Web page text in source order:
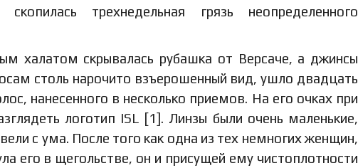
трехнедельная грязь неопределенного
халатом скрывалась рубашка от Версаче, а джинсы
столь нарочито взъерошенный вид, ушло двадцать
нанесенного в несколько приемов. На его очках при
логотип ISL [1]. Линзы были очень маленькие,
с ума. После того как одна из тех немногих женщин,
его в щегольстве, он и присущей ему чистоплотности